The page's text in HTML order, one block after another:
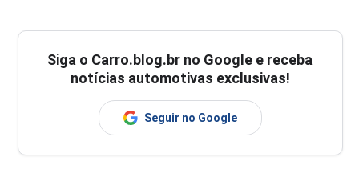
Siga o Carro.blog.br no Google e receba
notícias automotivas exclusivas!
Seguir no Google